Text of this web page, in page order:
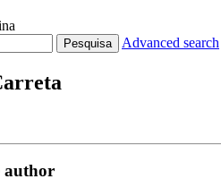
Pesquisa Advanced search
author